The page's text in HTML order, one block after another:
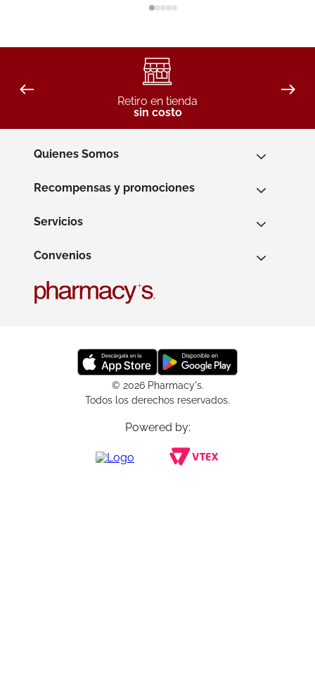
Retiro en tienda
sin costo
Quienes Somos
Recompensas y promociones
Servicios
Convenios
© 2026 Pharmacy's.
Todos los derechos reservados.
Powered by: